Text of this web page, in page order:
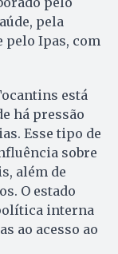
pela
pelo Ipas, com
está
há pressão
Esse tipo de
sobre
além de
O estado
interna
ao acesso ao